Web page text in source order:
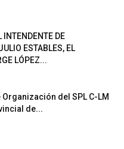
INTENDENTE DE
ESTABLES, EL
LÓPEZ...
del SPL C-LM
de...